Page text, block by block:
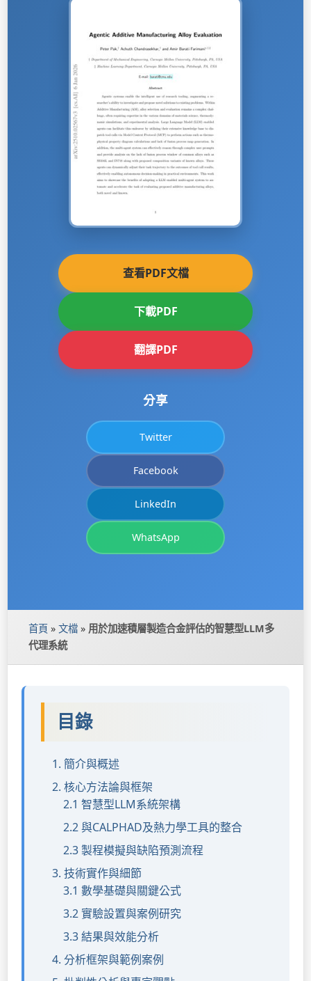
查看PDF文檔
下載PDF
翻譯PDF
分享
Twitter
Facebook
LinkedIn
WhatsApp
首頁 » 文檔 » 用於加速積層製造合金評估的智慧型LLM多
代理系統
目錄
1. 簡介與概述
2. 核心方法論與框架
2.1 智慧型LLM系統架構
2.2 與CALPHAD及熱力學工具的整合
2.3 製程模擬與缺陷預測流程
3. 技術實作與細節
3.1 數學基礎與關鍵公式
3.2 實驗設置與案例研究
3.3 結果與效能分析
4. 分析框架與範例案例